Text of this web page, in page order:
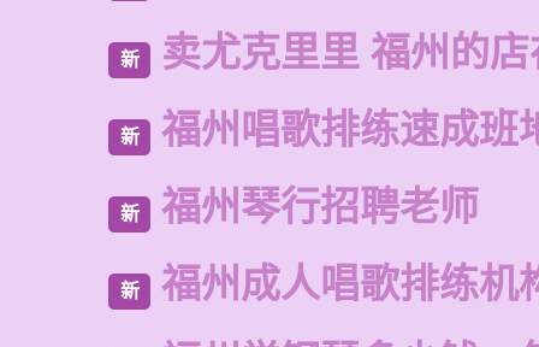
新 卖尤克里里 福州的
新 福州唱歌排练速成班
新 福州琴行招聘老师
新 福州成人唱歌排练机